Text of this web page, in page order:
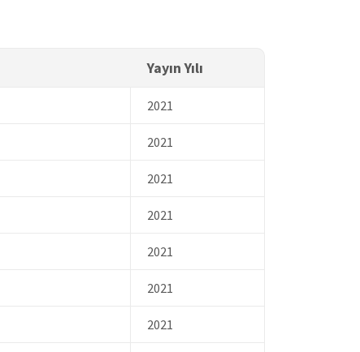
Yayın Yılı
2021
2021
2021
2021
2021
2021
2021